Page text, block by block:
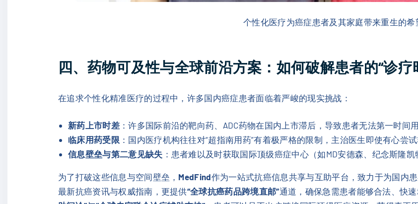
个性化医疗为癌症患者及其家庭带来重生的希
四、药物可及性与全球前沿方案：如何破解患者的“诊疗
在追求个性化精准医疗的过程中，许多国内癌症患者面临着严峻的现实挑战：
新药上市时差：许多国际前沿的靶向药、ADC药物在国内上市滞后，导致患者无法第一时间
临床用药受限 ：国内医疗机构往往对“超指南用药”有着极严格的限制，主治医生即使有心尝
信息壁垒与第二意见缺失 ：患者难以及时获取国际顶级癌症中心（如MD安德森、纪念斯隆凯
为了打破这些信息与空间壁垒， MedFind作为一站式抗癌信息共享与互助平台，致力于为国内
最新抗癌资讯与权威指南，更提供“全球抗癌药品跨境直邮”通道，确保急需患者能够合法、快